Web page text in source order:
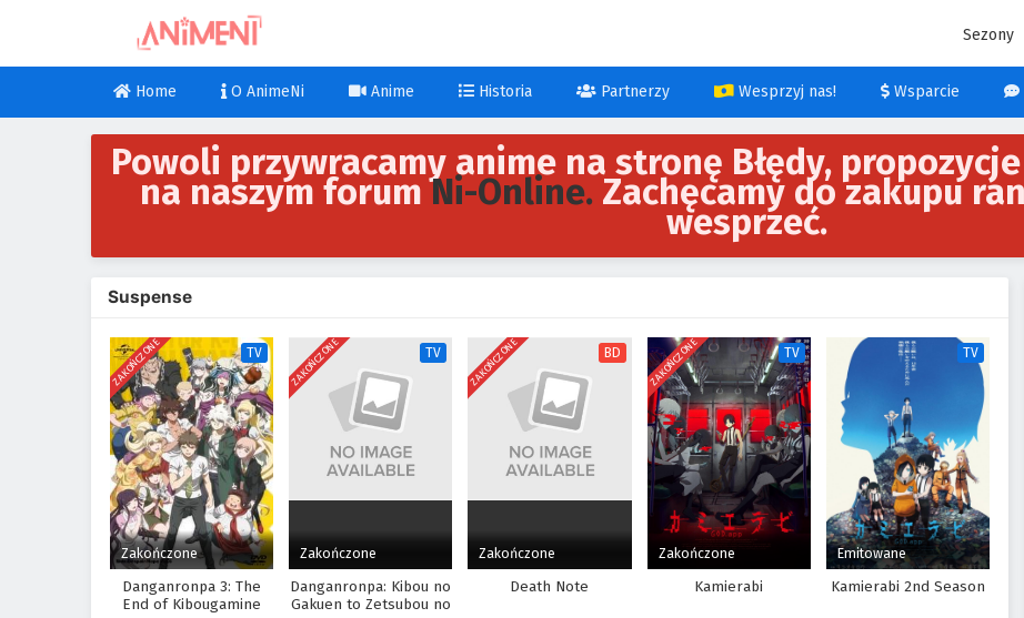
Sezony
Home O AnimeNi Anime Historia Partnerzy Wesprzyj nas! Wsparcie
Powoli przywracamy anime na stronę Błędy,
na naszym forumNi-Online. Zachęcamy do zakupu
wesprzeć.
Suspense
ZAKOŃCZONE TV
Zakończone
Danganronpa 3: The
End of Kibougamine
ZAKOŃCZONE TV
Zakończone
Danganronpa: Kibou no
Gakuen to Zetsubou no
ZAKOŃCZONE BD
Zakończone
Death Note
ZAKOŃCZONE TV
Zakończone
Kamierabi
TV
Emitowane
Kamierabi 2nd Season